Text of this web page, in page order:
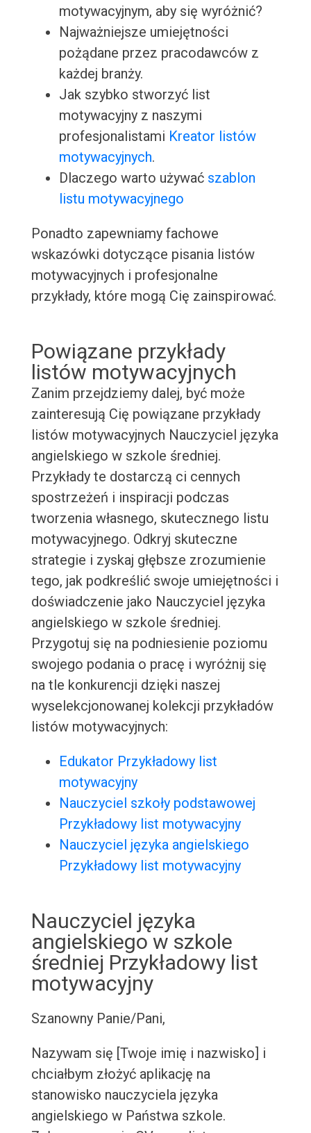
motywacyjnym, aby się wyróżnić?
Najważniejsze umiejętności
pożądane przez pracodawców z
każdej branży.
Jak szybko stworzyć list
motywacyjny z naszymi
profesjonalistami Kreator listów
motywacyjnych.
Dlaczego warto używać szablon
listu motywacyjnego
Ponadto zapewniamy fachowe
wskazówki dotyczące pisania listów
motywacyjnych i profesjonalne
przykłady, które mogą Cię zainspirować.
Powiązane przykłady
listów motywacyjnych
Zanim przejdziemy dalej, być może
zainteresują Cię powiązane przykłady
listów motywacyjnych Nauczyciel języka
angielskiego w szkole średniej.
Przykłady te dostarczą ci cennych
spostrzeżeń i inspiracji podczas
tworzenia własnego, skutecznego listu
motywacyjnego. Odkryj skuteczne
strategie i zyskaj głębsze zrozumienie
tego, jak podkreślić swoje umiejętności i
doświadczenie jako Nauczyciel języka
angielskiego w szkole średniej.
Przygotuj się na podniesienie poziomu
swojego podania o pracę i wyróżnij się
na tle konkurencji dzięki naszej
wyselekcjonowanej kolekcji przykładów
listów motywacyjnych:
Edukator Przykładowy list
motywacyjny
Nauczyciel szkoły podstawowej
Przykładowy list motywacyjny
Nauczyciel języka angielskiego
Przykładowy list motywacyjny
Nauczyciel języka
angielskiego w szkole
średniej Przykładowy list
motywacyjny
Szanowny Panie/Pani,
Nazywam się [Twoje imię i nazwisko] i
chciałbym złożyć aplikację na
stanowisko nauczyciela języka
angielskiego w Państwa szkole.